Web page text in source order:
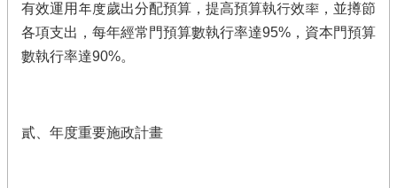
有效運用年度歲出分配預算，提高預算執行效率，並撙節
各項支出，每年經常門預算數執行率達95%，資本門預算
數執行率達90%。
貳、年度重要施政計畫